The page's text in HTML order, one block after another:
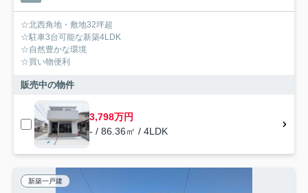
☆北西角地・敷地32坪超
☆駐車3台可能な新築4LDK
☆自然豊かな環境
☆買い物便利
販売中の物件
3,798万円
- / 86.36㎡ / 4LDK
新築一戸建